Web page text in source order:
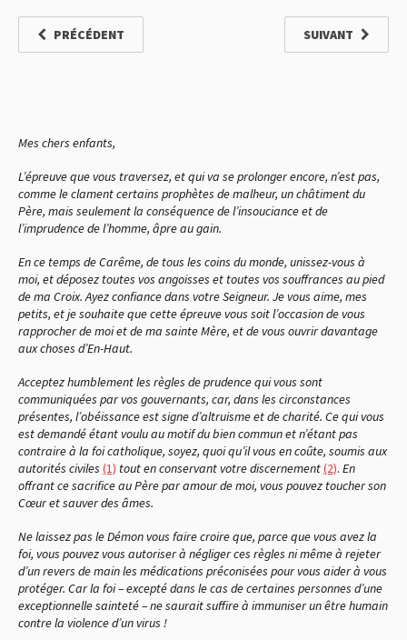
PRÉCÉDENT SUIVANT
Mes chers enfants,
L’épreuve que vous traversez, et qui va se prolonger encore, n’est pas,
comme le clament certains prophètes de malheur, un châtiment du
Père, mais seulement la conséquence de l’insouciance et de
l’imprudence de l’homme, âpre au gain.
En ce temps de Carême, de tous les coins du monde, unissez-vous à
moi, et déposez toutes vos angoisses et toutes vos souffrances au pied
de ma Croix. Ayez confiance dans votre Seigneur. Je vous aime, mes
petits, et je souhaite que cette épreuve vous soit l’occasion de vous
rapprocher de moi et de ma sainte Mère, et de vous ouvrir davantage
aux choses d’En-Haut.
Acceptez humblement les règles de prudence qui vous sont
communiquées par vos gouvernants, car, dans les circonstances
présentes, l’obéissance est signe d’altruisme et de charité. Ce qui vous
est demandé étant voulu au motif du bien commun et n’étant pas
contraire à la foi catholique, soyez, quoi qu’il vous en coûte, soumis aux
autorités civiles (1) tout en conservant votre discernement(2). En
offrant ce sacrifice au Père par amour de moi, vous pouvez toucher son
Cœur et sauver des âmes.
Ne laissez pas le Démon vous faire croire que, parce que vous avez la
foi, vous pouvez vous autoriser à négliger ces règles ni même à rejeter
d’un revers de main les médications préconisées pour vous aider à vous
protéger. Car la foi – excepté dans le cas de certaines personnes d’une
exceptionnelle sainteté – ne saurait suffire à immuniser un être humain
contre la violence d’un virus !